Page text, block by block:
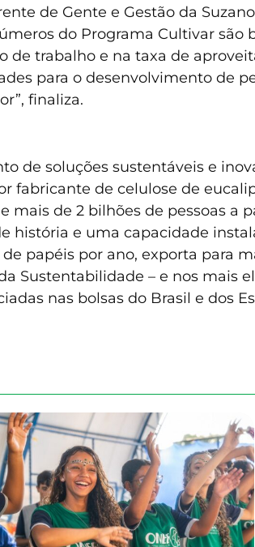
de Gente e Gestão da
do Programa Cultivar
de trabalho e na taxa de
para o desenvolvimento de
finaliza.
de soluções sustentáveis e
fabricante de celulose de
de 2 bilhões de pessoas a
história e uma capacidade
papéis por ano, exporta para
Sustentabilidade – e nos mais
nas bolsas do Brasil e dos